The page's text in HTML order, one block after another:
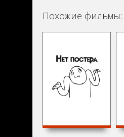
Похожие фильмы: